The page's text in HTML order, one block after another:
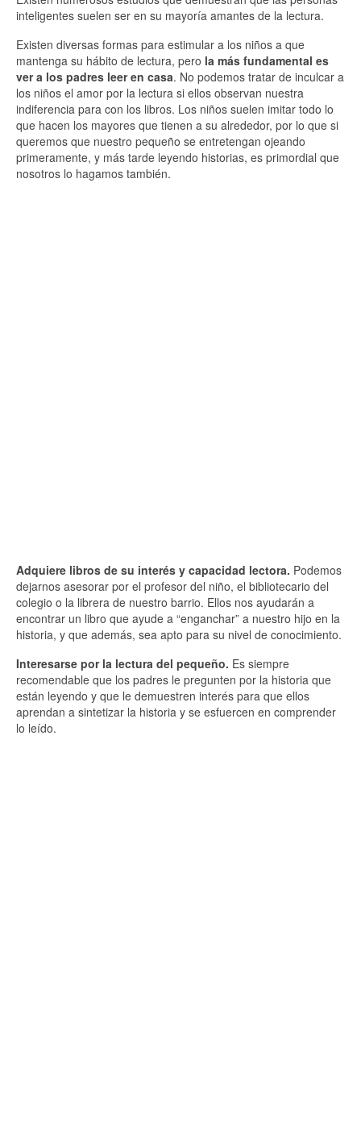
inteligentes suelen ser en su mayoría amantes de la lectura.
Existen diversas formas para estimular a los niños a que
mantenga su hábito de lectura, pero la más fundamental es
ver a los padres leer en casa. No podemos tratar de inculcar a
los niños el amor por la lectura si ellos observan nuestra
indiferencia para con los libros. Los niños suelen imitar todo lo
que hacen los mayores que tienen a su alrededor, por lo que si
queremos que nuestro pequeño se entretengan ojeando
primeramente, y más tarde leyendo historias, es primordial que
nosotros lo hagamos también.
Adquiere libros de su interés y capacidad lectora. Podemos
dejarnos asesorar por el profesor del niño, el bibliotecario del
colegio o la librera de nuestro barrio. Ellos nos ayudarán a
encontrar un libro que ayude a “enganchar” a nuestro hijo en la
historia, y que además, sea apto para su nivel de conocimiento.
Interesarse por la lectura del pequeño. Es siempre
recomendable que los padres le pregunten por la historia que
están leyendo y que le demuestren interés para que ellos
aprendan a sintetizar la historia y se esfuercen en comprender
lo leído.